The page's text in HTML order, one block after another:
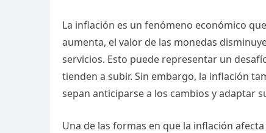
La inflación es un fenómeno económico
aumenta, el valor de las monedas
servicios. Esto puede representar un
tienden a subir. Sin embargo, la inflación
sepan anticiparse a los cambios y adaptar
Una de las formas en que la inflación